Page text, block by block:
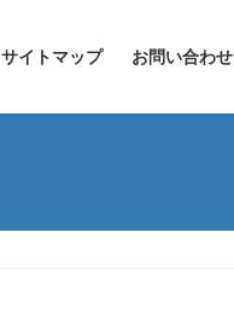
サイトマップ お問い合わせ